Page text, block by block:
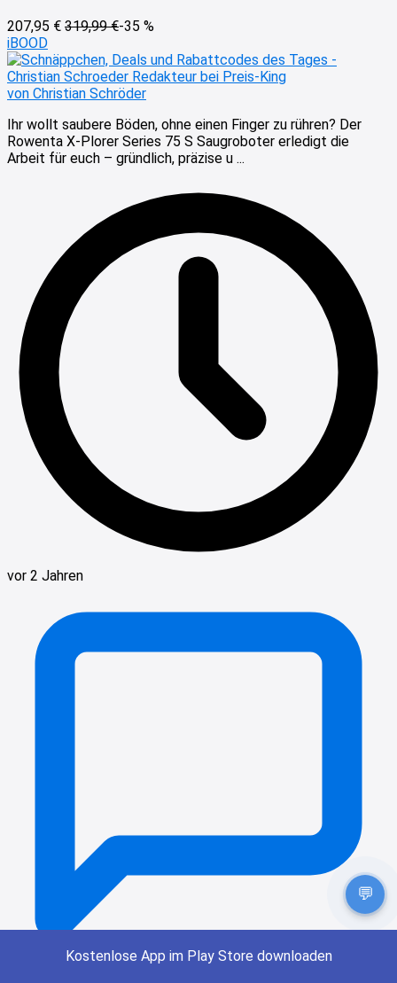
207,95 € 319,99 €-35 %
iBOOD
von Christian Schröder
Ihr wollt saubere Böden, ohne einen Finger zu rühren? Der
Rowenta X-Plorer Series 75 S Saugroboter erledigt die
Arbeit für euch – gründlich, präzise u ...
vor 2 Jahren
💬
Kostenlose App im Play Store downloaden